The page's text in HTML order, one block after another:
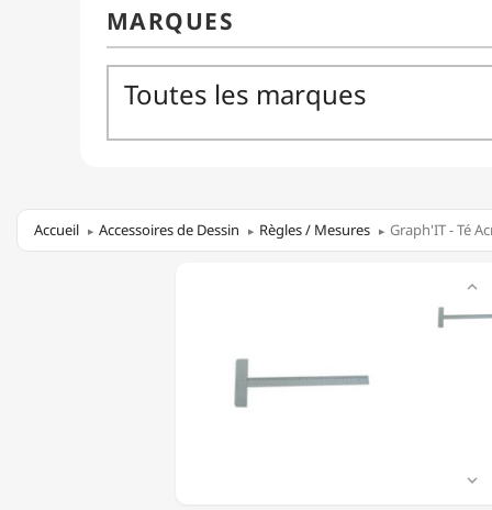
Accueil Accessoires de Dessin Règles / Mesures Graph'IT - Té

